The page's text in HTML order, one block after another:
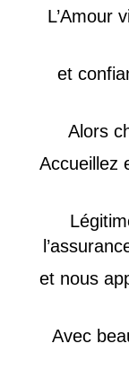
L’Amour
et
Alors
Accueillez
et nous
Avec